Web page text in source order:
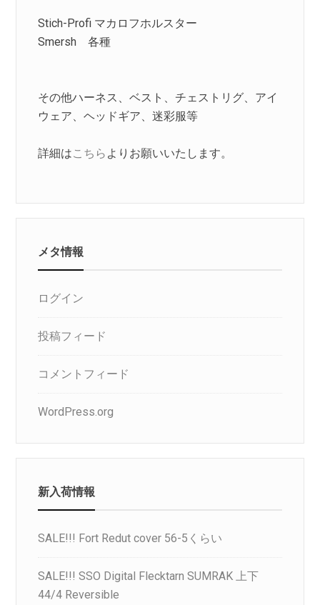
Stich-Profi マカロフホルスター
Smersh 各種
その他ハーネス、ベスト、チェストリグ、アイ
ウェア、ヘッドギア、迷彩服等
詳細はこちら よりお願いいたします。
メタ情報
ログイン
投稿フィード
コメントフィード
WordPress.org
新入荷情報
SALE!!! Fort Redut cover 56-5くらい
SALE!!! SSO Digital Flecktarn SUMRAK 上下
44/4 Reversible